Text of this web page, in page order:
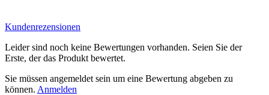
Kundenrezensionen
Leider sind noch keine Bewertungen vorhanden. Seien Sie der
Erste, der das Produkt bewertet.
Sie müssen angemeldet sein um eine Bewertung abgeben zu
können. Anmelden